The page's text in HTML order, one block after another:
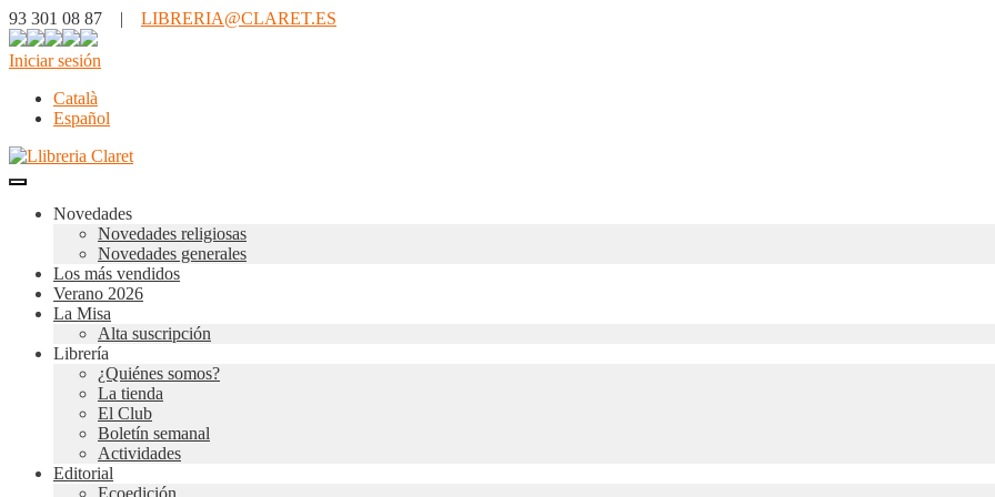
93 301 08 87 | LIBRERIA@CLARET.ES
Iniciar sesión
Català
Español
Novedades
Novedades religiosas
Novedades generales
Los más vendidos
Verano 2026
La Misa
Alta suscripción
Librería
¿Quiénes somos?
La tienda
El Club
Boletín semanal
Actividades
Editorial
Ecoedición